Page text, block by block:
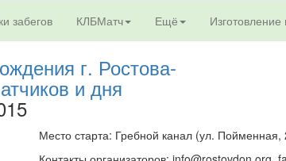
забегов КЛБМатч Ещё
г. Ростова-
и дня
Место старта: Гребной канал (ул. Пойменная,